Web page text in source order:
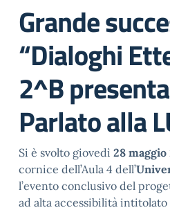
Grande
“Dialoghi
2^B
Parlato alla
Si è svolto giovedì 28 maggio
cornice dell’Aula 4 dell’
l’evento conclusivo del
ad alta accessibilità intitolato